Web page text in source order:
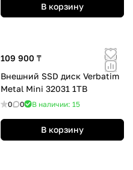
В корзину
109 900 ₸
Внешний SSD диск Verbatim
Metal Mini 32031 1TB
0 0 В наличии: 15
В корзину